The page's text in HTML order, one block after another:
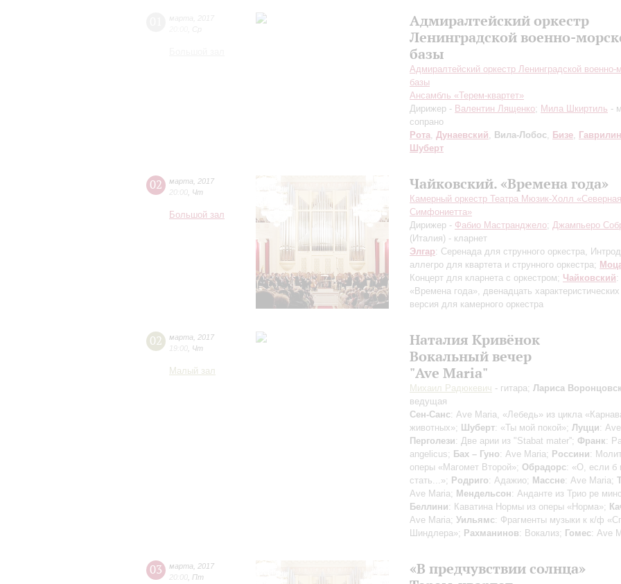
Адмиралтейский оркестр
Ленинградской военно-
базы
Адмиралтейский оркестр Ленинградской военно-
базы
Ансамбль «Терем-квартет»
Дирижер - Валентин Лященко; Мила Шкиртиль -
сопрано
Рота, Дунаевский, Вила-Лобос, Бизе, Гаврилин
Шуберт
02 марта
2017
20:00 Чт
Большой зал
Чайковский. «Времена года»
Камерный оркестр Театра Мюзик-Холл «Северная
Симфониетта»
Дирижер - Фабио Мастранджело; Джампьеро
(Италия) - кларнет
Элгар: Серенада для струнного оркестра,
аллегро для квартета и струнного оркестра;
Концерт для кларнета с оркестром; Чайковский:
«Времена года», двенадцать характеристических
версия для камерного оркестра
02 марта
2017
19:00 Чт
Малый зал
Наталия Кривёнок
Вокальный вечер
"Ave Maria"
Михаил Радюкевич - гитара; Лариса
ведущая
Сен-Санс: Ave Maria, «Лебедь» из цикла
животных»; Шуберт: «Ты мой покой»; Луцци:
Перголези: Две арии из "Stabat mater''; Франк:
angelicus; Бах – Гуно: Аve Maria; Россини:
оперы «Магомет Второй»; Обрадорс: «О, если б
стать...»; Родриго: Адажио; Массне: Ave Maria;
Ave Maria; Мендельсон: Анданте из Трио ре
Беллини: Каватина Нормы из оперы «Норма»;
Ave Maria; Уильямс: Фрагменты музыки к к/ф
Шиндлера»; Рахманинов: Вокализ; Гомес: Ave
03 марта
2017
20:00 Пт
«В предчувствии солнца»